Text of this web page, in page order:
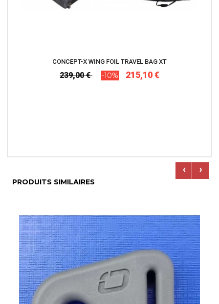
CONCEPT-X WING FOIL TRAVEL BAG XT
239,00 € -10% 215,10 €
PRODUITS SIMILAIRES
‹ ›